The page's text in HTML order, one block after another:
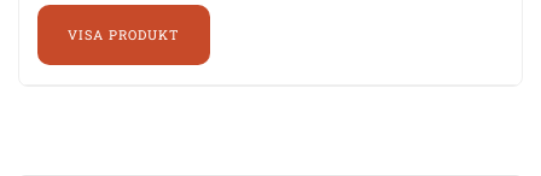
VISA PRODUKT